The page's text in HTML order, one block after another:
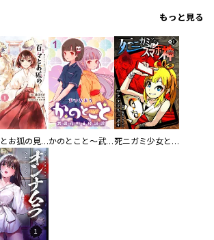
もっと見る
百々とお狐の見習い巫女生活【単行本版】 かのとこと～武蔵花町怪話譚～ 【連載版】 死ニガミ少女とスマホ神